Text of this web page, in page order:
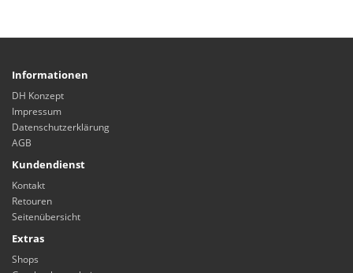
Informationen
DH Konzept
Impressum
Datenschutzerklärung
AGB
Kundendienst
Kontakt
Retouren
Seitenübersicht
Extras
Shops